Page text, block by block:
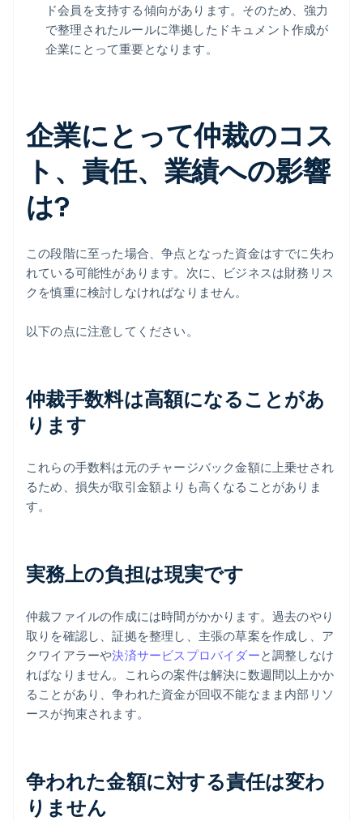
ド会員を支持する傾向があります。そのため、強力
で整理されたルールに準拠したドキュメント作成が
企業にとって重要となります。
企業にとって仲裁のコス
ト、責任、業績への影響
は?
この段階に至った場合、争点となった資金はすでに失わ
れている可能性があります。次に、ビジネスは財務リス
クを慎重に検討しなければなりません。
以下の点に注意してください。
仲裁手数料は高額になることがあ
ります
これらの手数料は元のチャージバック金額に上乗せされ
るため、損失が取引金額よりも高くなることがありま
す。
実務上の負担は現実です
仲裁ファイルの作成には時間がかかります。過去のやり
取りを確認し、証拠を整理し、主張の草案を作成し、ア
クワイアラーや決済サービスプロバイダーと調整しなけ
ればなりません。これらの案件は解決に数週間以上かか
ることがあり、争われた資金が回収不能なまま内部リソ
ースが拘束されます。
争われた金額に対する責任は変わ
りません